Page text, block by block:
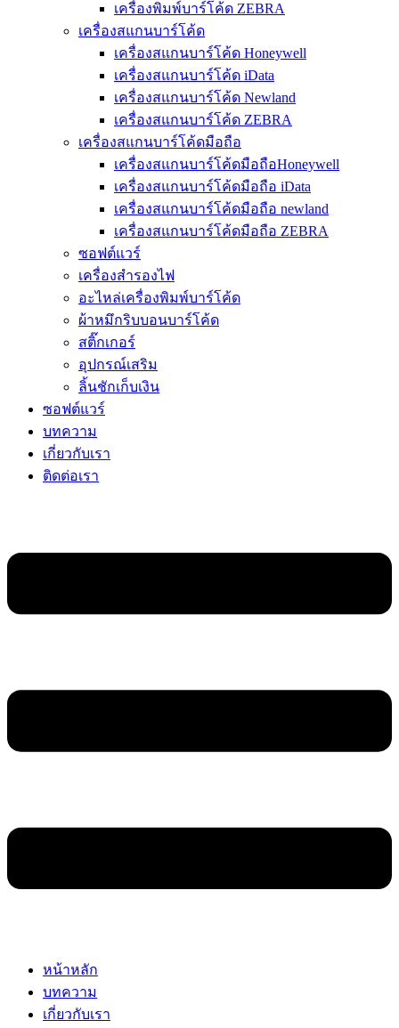
เครื่องพิมพ์บาร์โค้ด ZEBRA
เครื่องสแกนบาร์โค้ด
เครื่องสแกนบาร์โค้ด Honeywell
เครื่องสแกนบาร์โค้ด iData
เครื่องสแกนบาร์โค้ด Newland
เครื่องสแกนบาร์โค้ด ZEBRA
เครื่องสแกนบาร์โค้ดมือถือ
เครื่องสแกนบาร์โค้ดมือถือHoneywell
เครื่องสแกนบาร์โค้ดมือถือ iData
เครื่องสแกนบาร์โค้ดมือถือ newland
เครื่องสแกนบาร์โค้ดมือถือ ZEBRA
ซอฟต์แวร์
เครื่องสำรองไฟ
อะไหล่เครื่องพิมพ์บาร์โค้ด
ผ้าหมึกริบบอนบาร์โค้ด
สติ๊กเกอร์
อุปกรณ์เสริม
ลิ้นชักเก็บเงิน
ซอฟต์แวร์
บทความ
เกี่ยวกับเรา
ติดต่อเรา
หน้าหลัก
บทความ
เกี่ยวกับเรา